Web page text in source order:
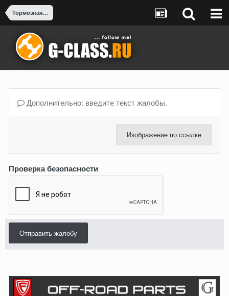
Тормозная система
Дополнительно: введите текст жалобы.
Изображение по ссылке
Проверка безопасности
Отправить жалобу